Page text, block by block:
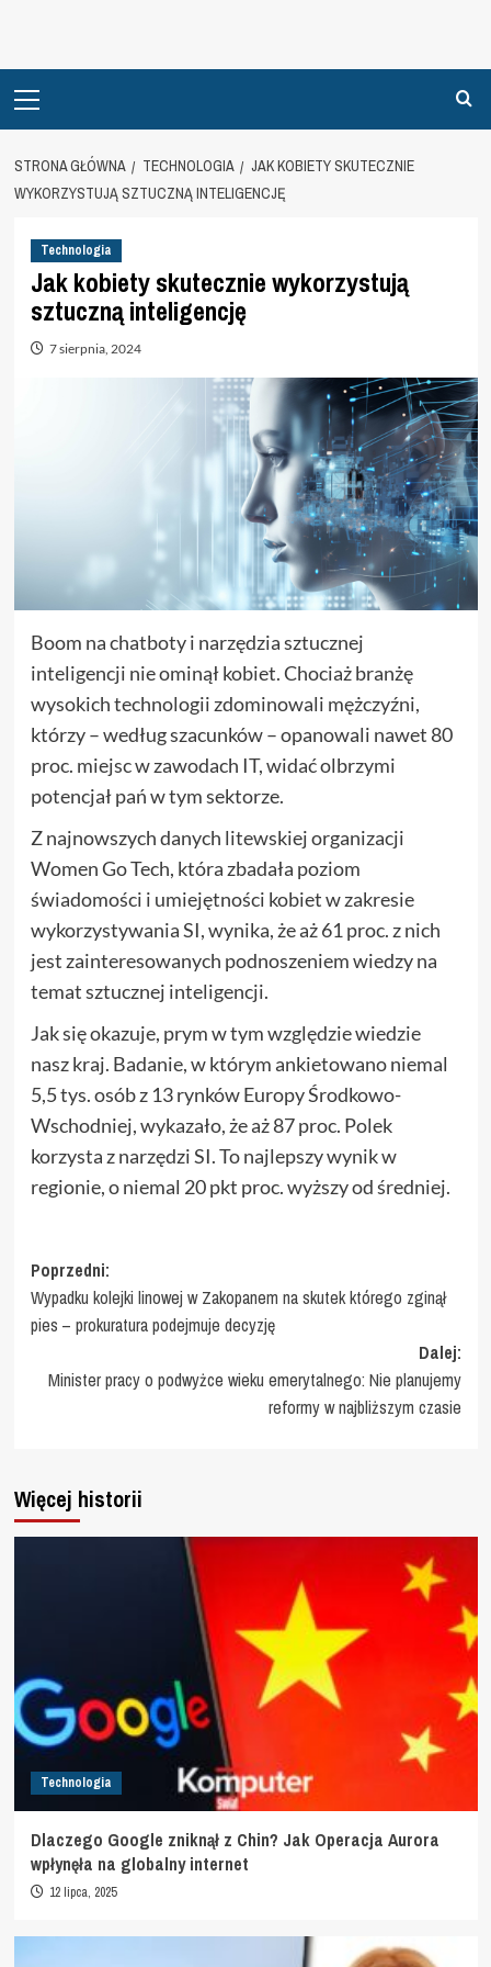
Menu
STRONA GŁÓWNA TECHNOLOGIA
JAK KOBIETY SKUTECZNIE
WYKORZYSTUJĄ SZTUCZNĄ INTELIGENCJĘ
Technologia
Jak kobiety skutecznie wykorzystują
sztuczną inteligencję
7 sierpnia, 2024
Boom na chatboty i narzędzia sztucznej
inteligencji nie ominął kobiet. Chociaż branżę
wysokich technologii zdominowali mężczyźni,
którzy – według szacunków – opanowali nawet 80
proc. miejsc w zawodach IT, widać olbrzymi
potencjał pań w tym sektorze.
Z najnowszych danych litewskiej organizacji
Women Go Tech, która zbadała poziom
świadomości i umiejętności kobiet w zakresie
wykorzystywania SI, wynika, że aż 61 proc. z nich
jest zainteresowanych podnoszeniem wiedzy na
temat sztucznej inteligencji.
Jak się okazuje, prym w tym względzie wiedzie
nasz kraj. Badanie, w którym ankietowano niemal
5,5 tys. osób z 13 rynków Europy Środkowo-
Wschodniej, wykazało, że aż 87 proc. Polek
korzysta z narzędzi SI. To najlepszy wynik w
regionie, o niemal 20 pkt proc. wyższy od średniej.
Zobacz
wpisy
Poprzedni:
Wypadku kolejki linowej w Zakopanem na skutek którego zginął
pies – prokuratura podejmuje decyzję
Dalej:
Minister pracy o podwyżce wieku emerytalnego: Nie planujemy
reformy w najbliższym czasie
Więcej historii
Technologia
Dlaczego Google zniknął z Chin? Jak Operacja Aurora
wpłynęła na globalny internet
12 lipca, 2025